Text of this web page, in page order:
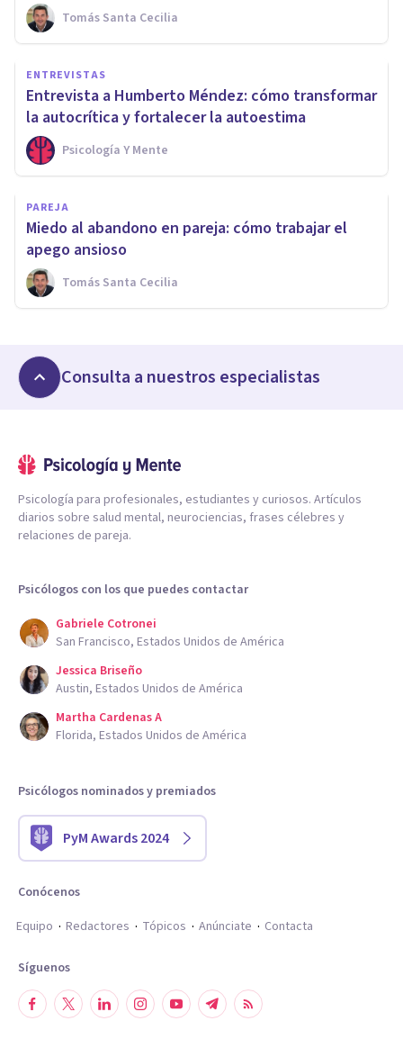
Tomás Santa Cecilia
ENTREVISTAS
Entrevista a Humberto Méndez: cómo transformar
la autocrítica y fortalecer la autoestima
Psicología Y Mente
PAREJA
Miedo al abandono en pareja: cómo trabajar el
apego ansioso
Tomás Santa Cecilia
Consulta a nuestros especialistas
Psicología para profesionales, estudiantes y curiosos. Artículos
diarios sobre salud mental, neurociencias, frases célebres y
relaciones de pareja.
Psicólogos con los que puedes contactar
Gabriele Cotronei
San Francisco, Estados Unidos de América
Jessica Briseño
Austin, Estados Unidos de América
Martha Cardenas A
Florida, Estados Unidos de América
Psicólogos nominados y premiados
PyM Awards 2024
Conócenos
Equipo
Redactores Tópicos Anúnciate Contacta
Síguenos